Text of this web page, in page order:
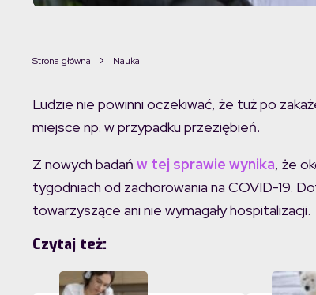
Strona główna Nauka
Ludzie nie powinni oczekiwać, że tuż po
miejsce np. w przypadku przeziębień.
Z nowych badań w tej sprawie wynika, że
tygodniach od zachorowania na COVID-19.
towarzyszące ani nie wymagały hospitalizacji.
Czytaj też: